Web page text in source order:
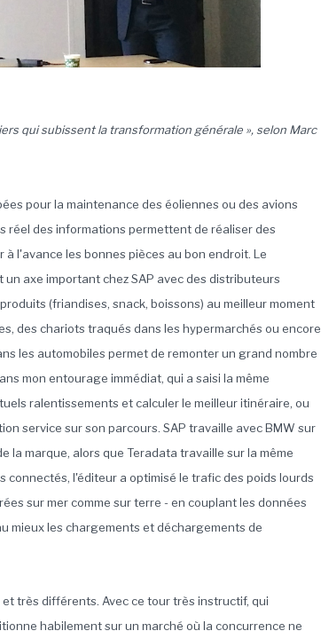
qui subissent la transformation générale », selon Marc
pour la maintenance des éoliennes ou des avions
réel des informations permettent de réaliser des
l'avance les bonnes pièces au bon endroit. Le
axe important chez SAP avec des distributeurs
(friandises, snack, boissons) au meilleur moment
des chariots traqués dans les hypermarchés ou encore
les automobiles permet de remonter un grand nombre
mon entourage immédiat, qui a saisi la même
ralentissements et calculer le meilleur itinéraire, ou
service sur son parcours. SAP travaille avec BMW sur
la marque, alors que Teradata travaille sur la même
connectés, l'éditeur a optimisé le trafic des poids lourds
sur mer comme sur terre - en couplant les données
mieux les chargements et déchargements de
très différents. Avec ce tour très instructif, qui
habilement sur un marché où la concurrence ne